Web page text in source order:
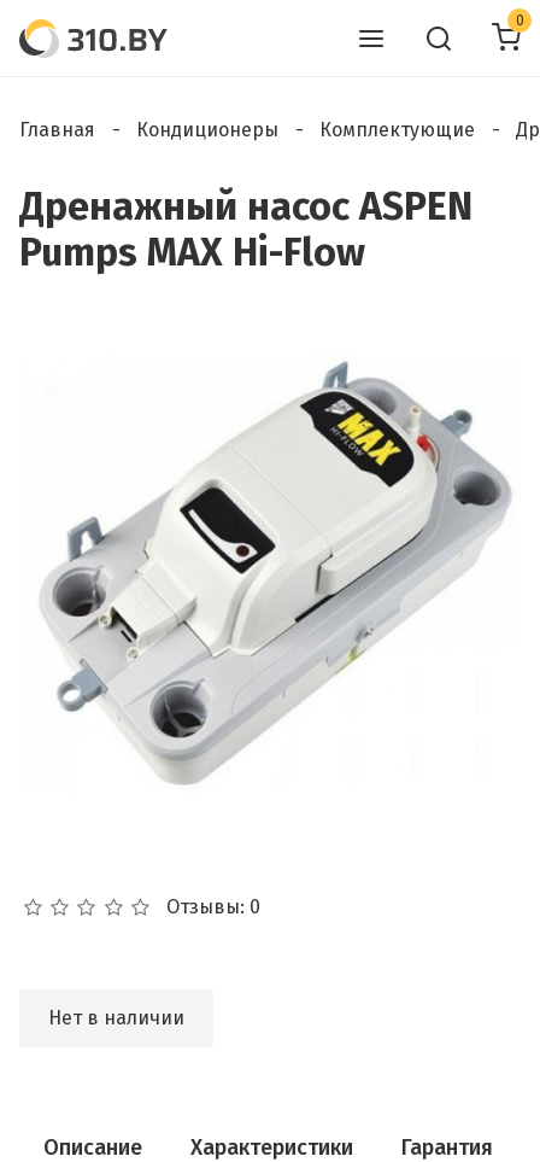
0
Главная Кондиционеры Комплектующие
Дренажный насос ASPEN
Pumps MAX Hi-Flow
Отзывы: 0
Нет в наличии
Описание Характеристики Гарантия